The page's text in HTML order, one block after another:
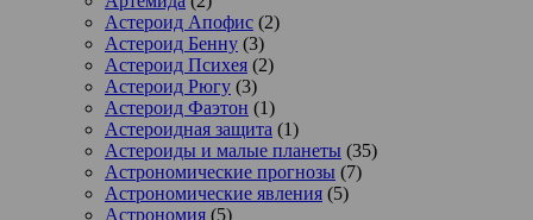
Астероид Апофис (2)
Астероид Бенну (3)
Астероид Психея (2)
Астероид Рюгу (3)
Астероид Фаэтон (1)
Астероидная защита (1)
Астероиды и малые планеты (35)
Астрономические прогнозы (7)
Астрономические явления (5)
Астрономия (5)